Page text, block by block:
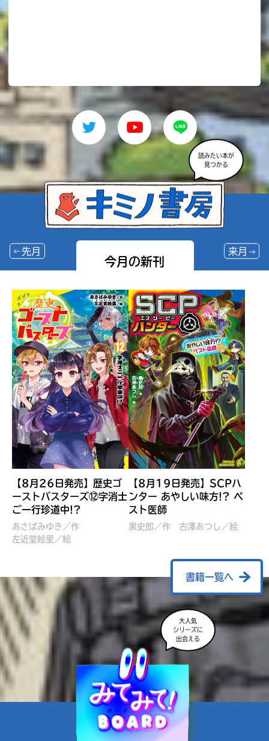
読みたい本が
今月の新刊
先月 来月
ぼくたちのマインクラフト
冒険記 エンチャント剣
VS暴走モブ
営委員会／協力
レッツゴー！まいぜんシス
ターズ とつぜん、王様に
佐久間さのすけ／絵
【8月26日発売】歴史ゴ
ーストバスターズ⑫字消士
ご一行珍道中!?
あさばみゆき／作
左近堂絵里／絵
【8月19日発売】SCPハ
ンター あやしい味方!? ペ
スト医師
黒史郎／作 古澤あつし／絵
書籍一覧へ
大人気
シリーズに